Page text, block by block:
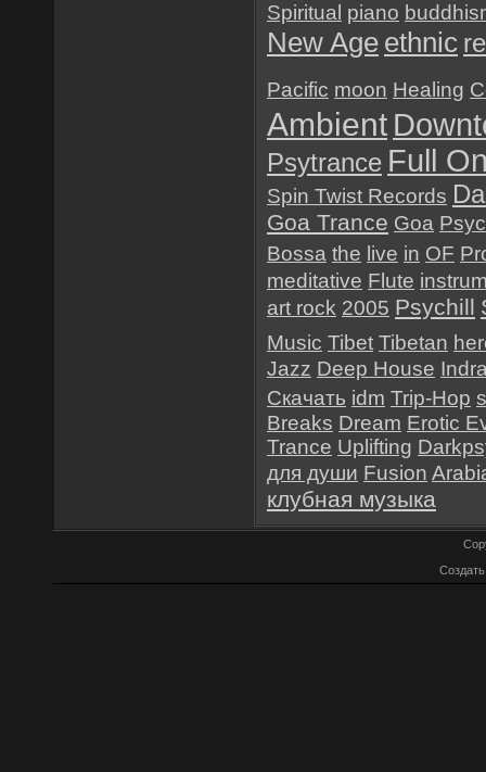
Spiritual piano
New Age ethnic
Pacific moon Healing
Ambient
Psytrance Full
Spin Twist Records
Goa Trance Goa
Bossa the live in OF
meditative Flute
art rock 2005 Psychill
Music Tibet Tibetan
Jazz Deep House
Скачать idm Trip-Hop
Breaks Dream Erotic
Trance Uplifting
для души Fusion
клубная музыка